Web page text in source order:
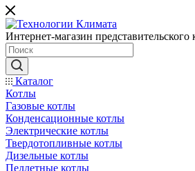
Интернет-магазин представительского
Каталог
Котлы
Газовые котлы
Конденсационные котлы
Электрические котлы
Твердотопливные котлы
Дизельные котлы
Пеллетные котлы